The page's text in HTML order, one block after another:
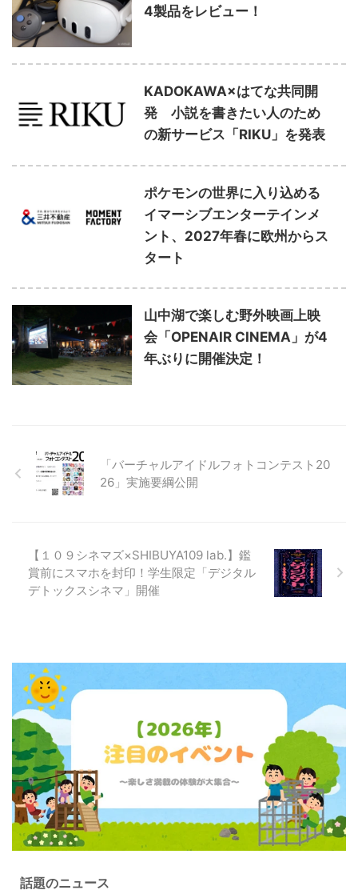
4製品をレビュー！
KADOKAWA×はてな共同開
発 小説を書きたい人のため
の新サービス「RIKU」を発表
ポケモンの世界に入り込める
イマーシブエンターテインメ
ント、2027年春に欧州からス
タート
山中湖で楽しむ野外映画上映
会「OPENAIR CINEMA」が4
年ぶりに開催決定！
「バーチャルアイドルフォトコンテスト20
26」実施要綱公開
【１０９シネマズ×SHIBUYA109 lab.】鑑
賞前にスマホを封印！学生限定「デジタル
デトックスシネマ」開催
話題のニュース